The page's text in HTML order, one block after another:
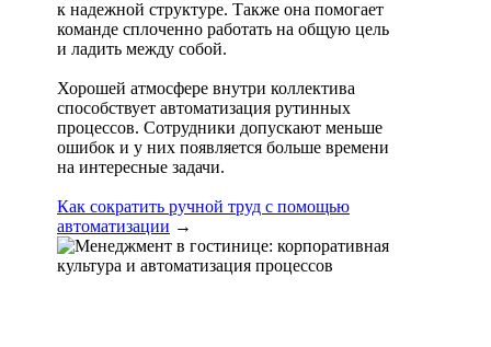
к надежной структуре. Также она помогает
команде сплоченно работать на общую цель
и ладить между собой.
Хорошей атмосфере внутри коллектива
способствует автоматизация рутинных
процессов. Сотрудники допускают меньше
ошибок и у них появляется больше времени
на интересные задачи.
Как сократить ручной труд с помощью
автоматизации →